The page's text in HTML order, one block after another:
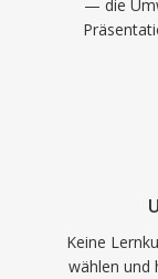
— die
Keine
wählen und